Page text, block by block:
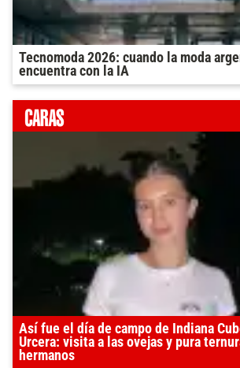
Tecnomoda 2026: cuando la moda
encuentra con la IA
Así fue el día de campo de Indiana
Urcera: visita a las ovejas y pura
hermanos